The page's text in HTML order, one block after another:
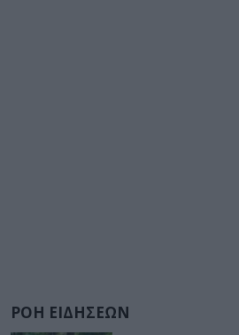
ΡΟΗ ΕΙΔΗΣΕΩΝ